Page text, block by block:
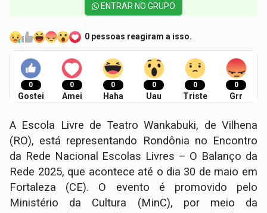
ENTRAR NO GRUPO
0 pessoas reagiram a isso.
0
Gostei
0
Amei
0
Haha
0
Uau
0
Triste
0
Grr
A Escola Livre de Teatro Wankabuki, de Vilhena
(RO), está representando Rondônia no Encontro
da Rede Nacional Escolas Livres – O Balanço da
Rede 2025, que acontece até o dia 30 de maio em
Fortaleza (CE). O evento é promovido pelo
Ministério da Cultura (MinC), por meio da